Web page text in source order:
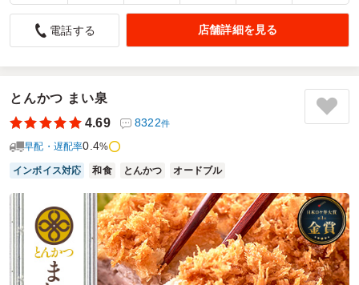
なかなか
4.0
た。体力を使う職場なので、ボリュームや、バランスを鑑み
つつ選びました。思った通りとても美味しく頂きました。次
回もまた、注文したいと思いました。
参加者の年齢：40代～50代男女比：女性多め
東京都墨田区文花2026/06/25
塚田農場おべんとラボの口コミをもっと見る
電話する 店舗詳細を見る
とんかつ まい泉
4.69
8322件
早配・遅配率0.4%
インボイス対応 和食 とんかつ オードブル